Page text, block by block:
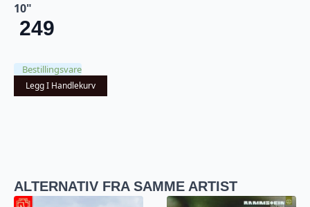
10"
249
Bestillingsvare
Legg I Handlekurv
ALTERNATIV FRA SAMME ARTIST